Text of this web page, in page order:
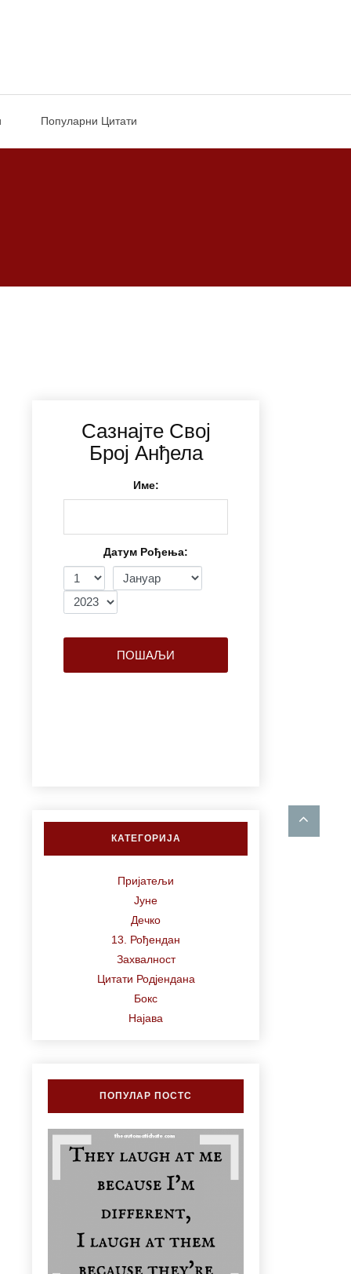
Популарни Цитати
Сазнајте Свој
Број Анђела
Име:
Датум Рођења:
ПОШАЉИ
КАТЕГОРИЈА
Пријатељи
Јуне
Дечко
13. Рођендан
Захвалност
Цитати Родјендана
Бокс
Најава
ПОПУЛАР ПОСТС